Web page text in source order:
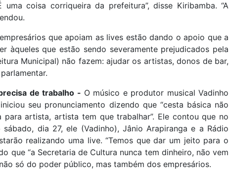
coisa corriqueira da prefeitura”, disse Kiribamba. “A
que apoiam as lives estão dando o apoio que a
àqueles que estão sendo severamente prejudicados pela
Municipal) não fazem: ajudar os artistas, donos de bar,
de trabalho - O músico e produtor musical Vadinho
seu pronunciamento dizendo que “cesta básica não
para artista, artista tem que trabalhar”. Ele contou que no
sábado, dia 27, ele (Vadinho), Jânio Arapiranga e a Rádio
realizando uma live. “Temos que dar um jeito para o
que “a Secretaria de Cultura nunca tem dinheiro, não vem
só do poder público, mas também dos empresários.